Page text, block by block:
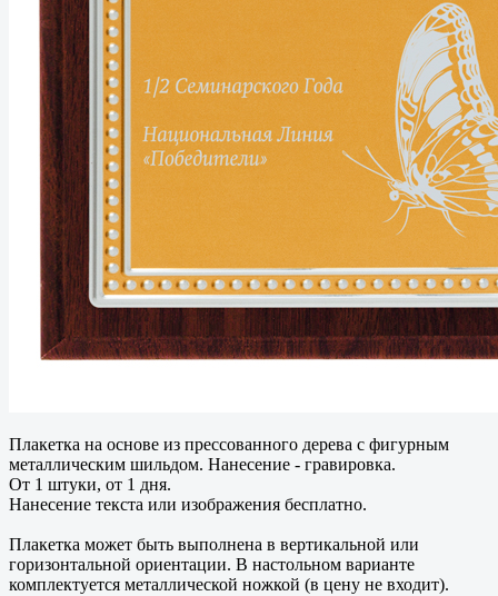
Плакетка на основе из прессованного дерева с фигурным
металлическим шильдом. Нанесение - гравировка.
От 1 штуки, от 1 дня.
Нанесение текста или изображения бесплатно.
Плакетка может быть выполнена в вертикальной или
горизонтальной ориентации. В настольном варианте
комплектуется металлической ножкой (в цену не входит).